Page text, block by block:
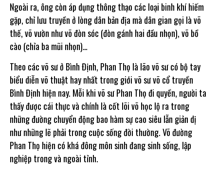
Ngoài ra, ông còn áp dụng thông thạo các loại binh khí hiếm
gặp, chỉ lưu truyền ở lòng dân bản địa mà dân gian gọi là võ
thế, võ vườn như võ đòn sóc (đòn gánh hai đầu nhọn), võ bồ
cào (chỉa ba mũi nhọn)…
Theo các võ sư ở Bình Định, Phan Thọ là lão võ sư có bộ tay
biểu diễn võ thuật hay nhất trong giới võ sư võ cổ truyền
Bình Định hiện nay. Mỗi khi võ sư Phan Thọ đi quyền, người ta
thấy được cái thực và chính là cốt lõi võ học lộ ra trong
những đường chuyển động bao hàm sự cao siêu lẫn giản dị
như những lẽ phải trong cuộc sống đời thường. Võ đường
Phan Thọ hiện có khá đông môn sinh đang sinh sống, lập
nghiệp trong và ngoài tỉnh.